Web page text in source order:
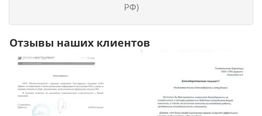
РФ)
Отзывы наших клиентов